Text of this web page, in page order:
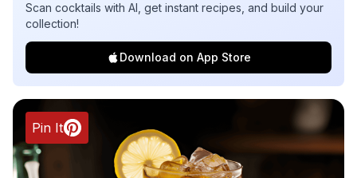
Scan cocktails with AI, get instant recipes, and build your
collection!
Download on App Store
Pin It